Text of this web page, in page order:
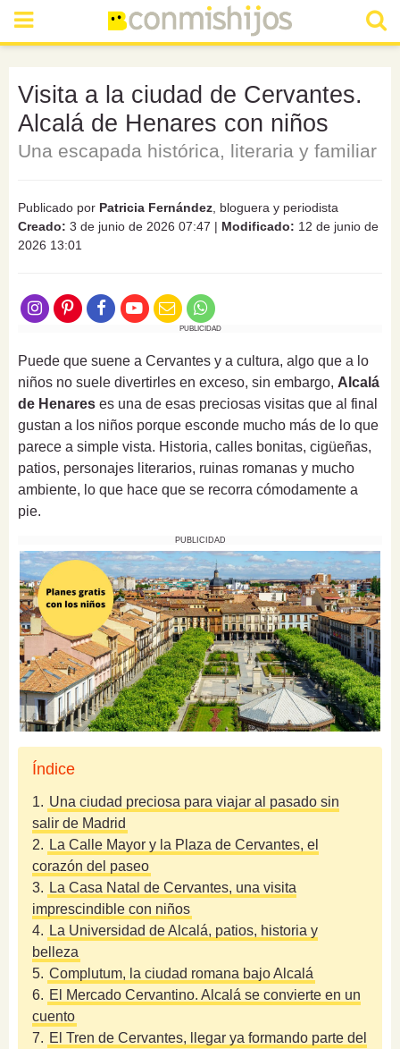
Visita a la ciudad de Cervantes.
Alcalá de Henares con niños
Una escapada histórica, literaria y familiar
Publicado por Patricia Fernández , bloguera y periodista
Creado: 3 de junio de 2026 07:47 | Modificado: 12 de junio de
2026 13:01
PUBLICIDAD
Puede que suene a Cervantes y a cultura, algo que a lo
niños no suele divertirles en exceso, sin embargo, Alcalá
de Henares es una de esas preciosas visitas que al final
gustan a los niños porque esconde mucho más de lo que
parece a simple vista. Historia, calles bonitas, cigüeñas,
patios, personajes literarios, ruinas romanas y mucho
ambiente, lo que hace que se recorra cómodamente a
pie.
PUBLICIDAD
Índice
1. Una ciudad preciosa para viajar al pasado sin
salir de Madrid
2. La Calle Mayor y la Plaza de Cervantes, el
corazón del paseo
3. La Casa Natal de Cervantes, una visita
imprescindible con niños
4. La Universidad de Alcalá, patios, historia y
belleza
5. Complutum, la ciudad romana bajo Alcalá
6. El Mercado Cervantino. Alcalá se convierte en un
cuento
7. El Tren de Cervantes, llegar ya formando parte del